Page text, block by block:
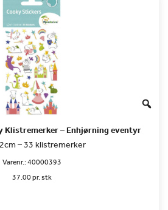
Klistremerker – Enhjørning eventyr
– 33 klistremerker
Varenr.:40000393
37.00 pr. stk